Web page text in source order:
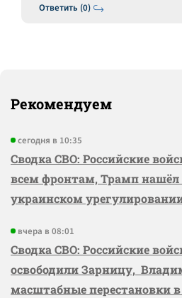
Ответить (0)
Рекомендуем
сегодня в 10:35
Сводка СВО: Российские
всем фронтам, Трамп нашёл
украинском
вчера в 08:01
Сводка СВО: Российские
освободили Зарницу,
масштабные перестановки